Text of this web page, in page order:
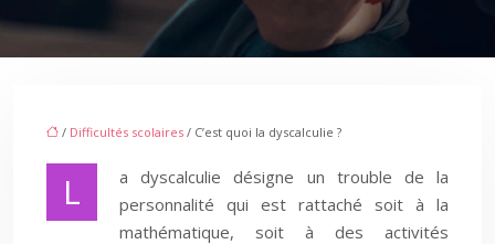
/ Difficultés scolaires / C’est quoi la dyscalculie ?
L
a dyscalculie désigne un trouble de la
personnalité qui est rattaché soit à la
mathématique, soit à des activités